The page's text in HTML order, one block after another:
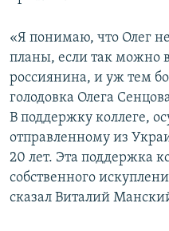
«Я понимаю, что Олег
планы, если так можно
россиянина, и уж тем
голодовка Олега
В поддержку коллеге,
отправленному из
20 лет. Эта поддержка
собственного
сказал Виталий